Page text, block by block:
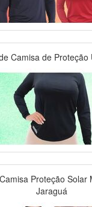
Camisa de Proteção
Proteção Solar
Jaraguá